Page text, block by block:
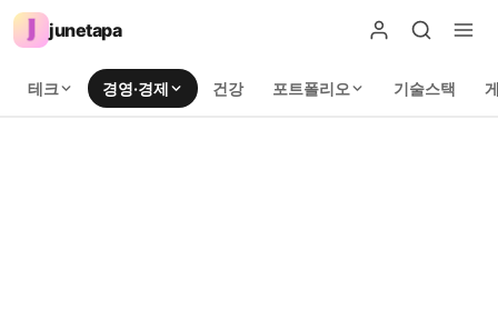
junetapa
테크 경영·경제 건강 포트폴리오 기술스택